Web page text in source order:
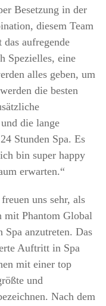
Besetzung in der
diesem Team
aufregende
Spezielles, eine
alles geben, um
die besten
die lange
Stunden Spa. Es
bin super happy
kaum erwarten.“
uns sehr, als
mit Phantom Global
Spa anzutreten. Das
Auftritt in Spa
mit einer top
und
Nach dem